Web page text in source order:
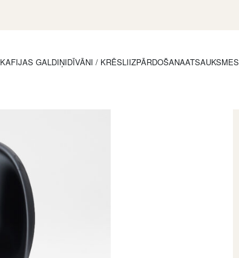
KAFIJAS GALDIŅIDĪVĀNI / KRĒSLIIZPĀRDOŠANAATSAUKSMES